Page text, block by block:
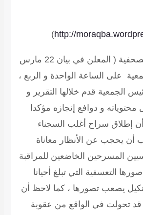
http://
)
انعقدت الندوة الصحفية ( المعلن في بيان 22 مارس
على الساعة الواحدة و الربع ،
الجمعية قدم خلالها التقرير و
و دوافع إنجازه مؤكدا
إطلاق سراح أغلب السجناء
أن يحجب عن الأنظار معاناة
المسرحين الخاضعين للمراقبة
التعسفية التي تبلغ أحيانا
يصعب تصورها ، كما لاحظ أن
قد تحولت في الواقع من عقوبة